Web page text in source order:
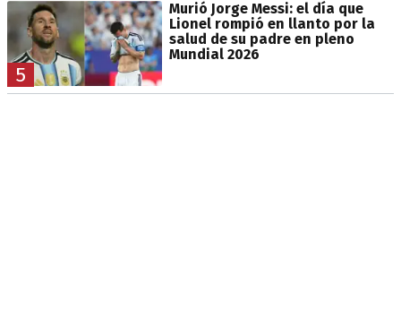
5
Murió Jorge Messi: el día que
Lionel rompió en llanto por la
salud de su padre en pleno
Mundial 2026